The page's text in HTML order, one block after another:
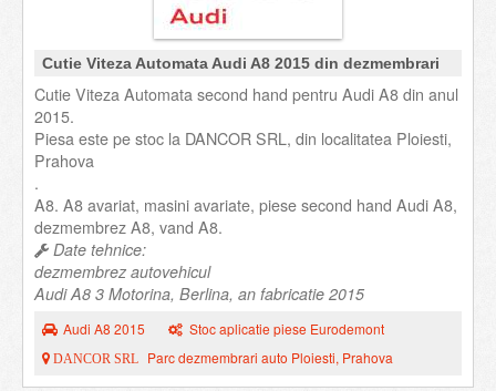
Cutie Viteza Automata Audi A8 2015 din dezmembrari
Cutie Viteza Automata second hand pentru Audi A8 din anul
2015.
Piesa este pe stoc la DANCOR SRL, din localitatea Ploiesti,
Prahova
.
A8. A8 avariat, masini avariate, piese second hand Audi A8,
dezmembrez A8, vand A8.
Date tehnice:
dezmembrez autovehicul
Audi A8 3 Motorina, Berlina, an fabricatie 2015
Audi A8 2015 Stoc aplicatie piese Eurodemont
DANCOR SRL Parc dezmembrari auto Ploiesti, Prahova